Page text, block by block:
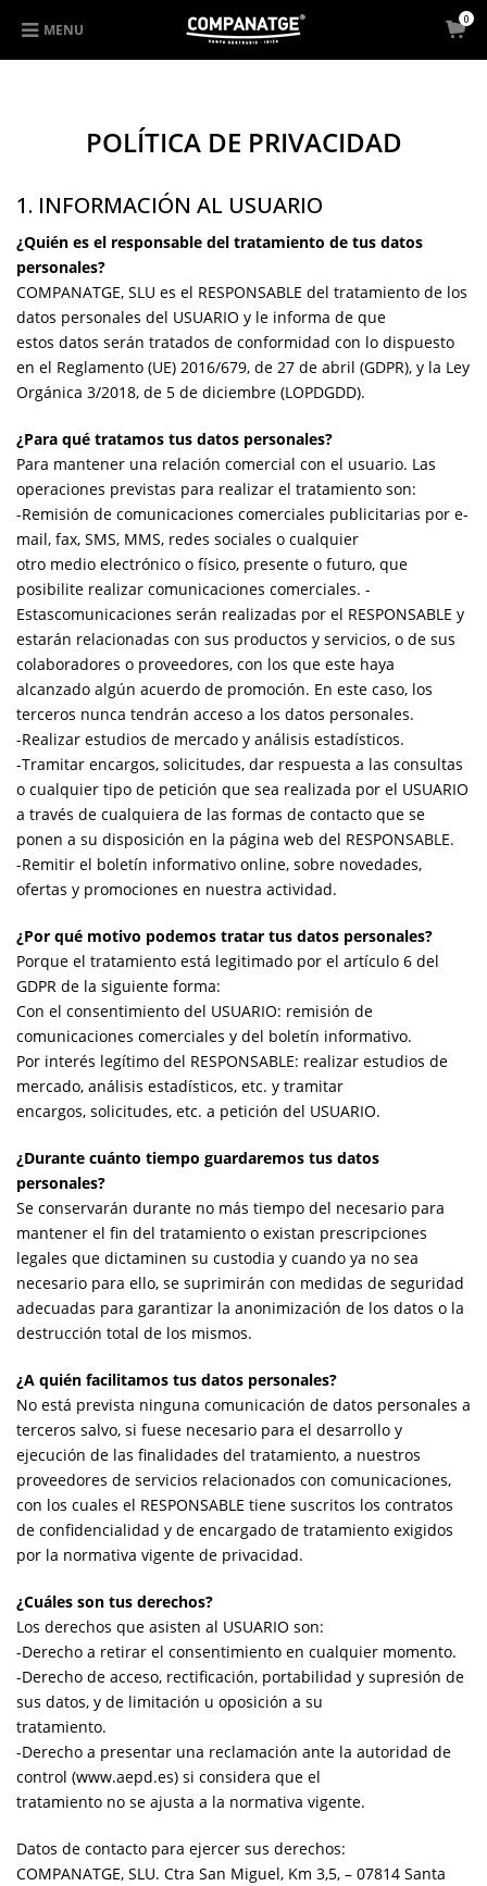
MENU
0
POLÍTICA DE PRIVACIDAD
1. INFORMACIÓN AL USUARIO
¿Quién es el responsable del tratamiento de tus datos
personales?
COMPANATGE, SLU es el RESPONSABLE del tratamiento de los
datos personales del USUARIO y le informa de que
estos datos serán tratados de conformidad con lo dispuesto
en el Reglamento (UE) 2016/679, de 27 de abril (GDPR), y la Ley
Orgánica 3/2018, de 5 de diciembre (LOPDGDD).
¿Para qué tratamos tus datos personales?
Para mantener una relación comercial con el usuario. Las
operaciones previstas para realizar el tratamiento son:
-Remisión de comunicaciones comerciales publicitarias por e-
mail, fax, SMS, MMS, redes sociales o cualquier
otro medio electrónico o físico, presente o futuro, que
posibilite realizar comunicaciones comerciales. -
Estascomunicaciones serán realizadas por el RESPONSABLE y
estarán relacionadas con sus productos y servicios, o de sus
colaboradores o proveedores, con los que este haya
alcanzado algún acuerdo de promoción. En este caso, los
terceros nunca tendrán acceso a los datos personales.
-Realizar estudios de mercado y análisis estadísticos.
-Tramitar encargos, solicitudes, dar respuesta a las consultas
o cualquier tipo de petición que sea realizada por el USUARIO
a través de cualquiera de las formas de contacto que se
ponen a su disposición en la página web del RESPONSABLE.
-Remitir el boletín informativo online, sobre novedades,
ofertas y promociones en nuestra actividad.
¿Por qué motivo podemos tratar tus datos personales?
Porque el tratamiento está legitimado por el artículo 6 del
GDPR de la siguiente forma:
Con el consentimiento del USUARIO: remisión de
comunicaciones comerciales y del boletín informativo.
Por interés legítimo del RESPONSABLE: realizar estudios de
mercado, análisis estadísticos, etc. y tramitar
encargos, solicitudes, etc. a petición del USUARIO.
¿Durante cuánto tiempo guardaremos tus datos
personales?
Se conservarán durante no más tiempo del necesario para
mantener el fin del tratamiento o existan prescripciones
legales que dictaminen su custodia y cuando ya no sea
necesario para ello, se suprimirán con medidas de seguridad
adecuadas para garantizar la anonimización de los datos o la
destrucción total de los mismos.
¿A quién facilitamos tus datos personales?
No está prevista ninguna comunicación de datos personales a
terceros salvo, si fuese necesario para el desarrollo y
ejecución de las finalidades del tratamiento, a nuestros
proveedores de servicios relacionados con comunicaciones,
con los cuales el RESPONSABLE tiene suscritos los contratos
de confidencialidad y de encargado de tratamiento exigidos
por la normativa vigente de privacidad.
¿Cuáles son tus derechos?
Los derechos que asisten al USUARIO son:
-Derecho a retirar el consentimiento en cualquier momento.
-Derecho de acceso, rectificación, portabilidad y supresión de
sus datos, y de limitación u oposición a su
tratamiento.
-Derecho a presentar una reclamación ante la autoridad de
control (www.aepd.es) si considera que el
tratamiento no se ajusta a la normativa vigente.
Datos de contacto para ejercer sus derechos:
COMPANATGE, SLU. Ctra San Miguel, Km 3,5, – 07814 Santa